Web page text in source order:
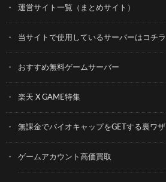
運営サイト一覧（まとめサイト）
当サイトで使用しているサーバーはコチラ
おすすめ無料ゲームサーバー
楽天 X GAME特集
無課金でバイオキャップをGETする裏ワザ
ゲームアカウント高価買取